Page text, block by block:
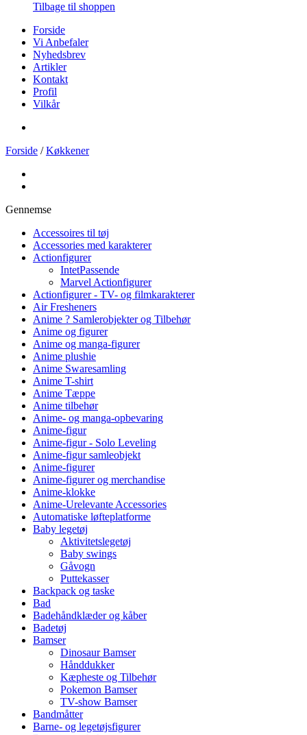
Tilbage til shoppen
Forside
Vi Anbefaler
Nyhedsbrev
Artikler
Kontakt
Profil
Vilkår
Forside / Køkkener
Gennemse
Accessoires til tøj
Accessories med karakterer
Actionfigurer
IntetPassende
Marvel Actionfigurer
Actionfigurer - TV- og filmkarakterer
Air Fresheners
Anime ? Samlerobjekter og Tilbehør
Anime og figurer
Anime og manga-figurer
Anime plushie
Anime Swaresamling
Anime T-shirt
Anime Tæppe
Anime tilbehør
Anime- og manga-opbevaring
Anime-figur
Anime-figur - Solo Leveling
Anime-figur samleobjekt
Anime-figurer
Anime-figurer og merchandise
Anime-klokke
Anime-Urelevante Accessories
Automatiske løfteplatforme
Baby legetøj
Aktivitetslegetøj
Baby swings
Gåvogn
Puttekasser
Backpack og taske
Bad
Badehåndklæder og kåber
Badetøj
Bamser
Dinosaur Bamser
Hånddukker
Kæpheste og Tilbehør
Pokemon Bamser
TV-show Bamser
Bandmåtter
Barne- og legetøjsfigurer